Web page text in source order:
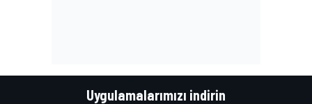
Uygulamalarımızı indirin